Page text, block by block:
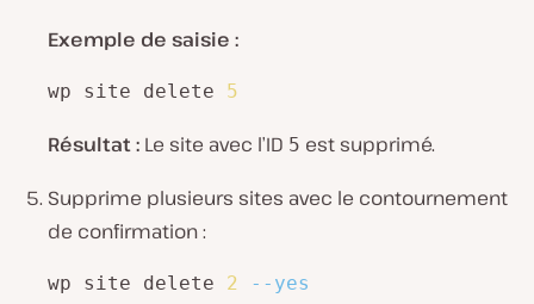
Exemple de saisie :
wp site delete 5
Résultat : Le site avec l’ID 5 est supprimé.
Supprime plusieurs sites avec le contournement
de confirmation :
wp site delete 2
--yes